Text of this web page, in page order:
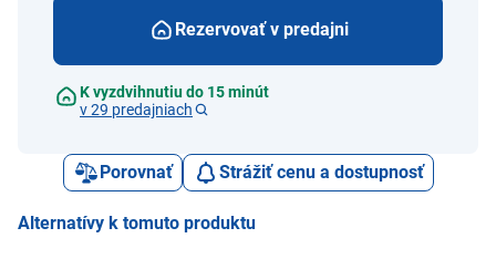
Rezervovať v predajni
K vyzdvihnutiu do 15 minút
v 29 predajniach
Porovnať Strážiť cenu a dostupnosť
Alternatívy k tomuto produktu